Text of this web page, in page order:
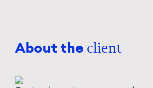
About the client